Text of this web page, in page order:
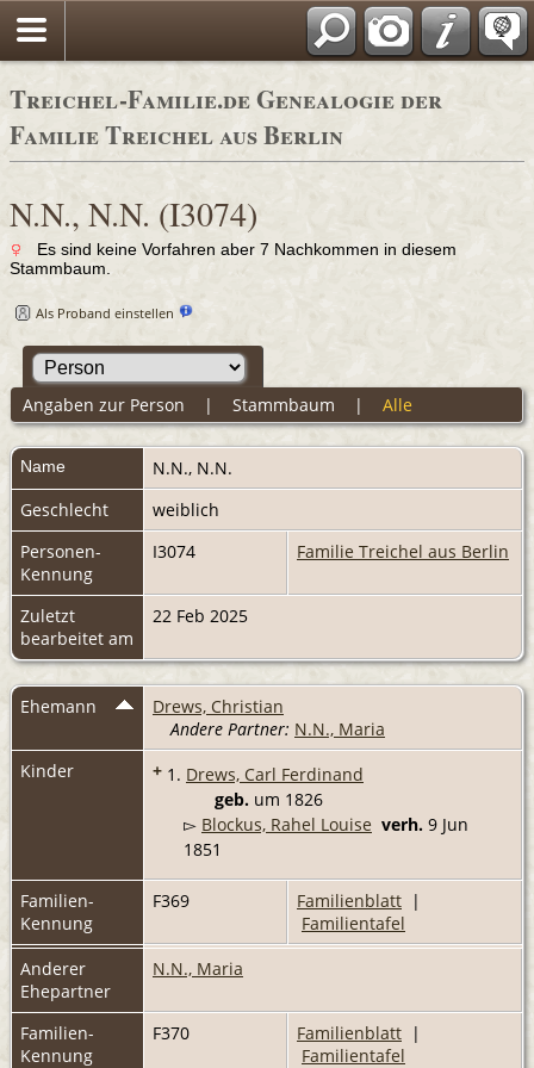
Adressbücher
Treichel-Familie.de Genealogie der
Familie Treichel aus Berlin
N.N., N.N. (I3074)
Es sind keine Vorfahren aber 7 Nachkommen in diesem
Stammbaum.
Als Proband einstellen
Angaben zur Person | Stammbaum | Alle
Name N.N., N.N.
Geschlecht
weiblich
Personen-
Kennung
I3074 Familie Treichel aus Berlin
Zuletzt
bearbeitet am
22 Feb 2025
Ehemann
Drews, Christian
Andere Partner: N.N., Maria
Kinder
+ 1. Drews, Carl Ferdinand
geb. um 1826
▻ Blockus, Rahel Louise verh. 9 Jun
1851
Familien-
Kennung
F369 Familienblatt |
Familientafel
Anderer
Ehepartner
N.N., Maria
Familien-
Kennung
F370 Familienblatt |
Familientafel